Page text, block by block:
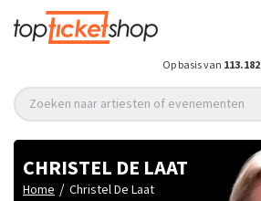
Op basis van 113.182
Zoeken naar artiesten of evenementen
CHRISTEL DE LAAT
Home / Christel De Laat